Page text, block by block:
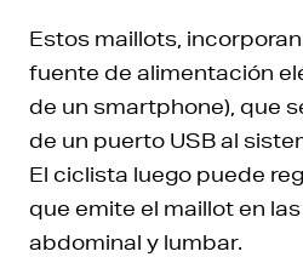
Estos maillots,
fuente de alimentación
de un smartphone), que
de un puerto USB al
El ciclista luego puede
que emite el maillot en
abdominal y lumbar.